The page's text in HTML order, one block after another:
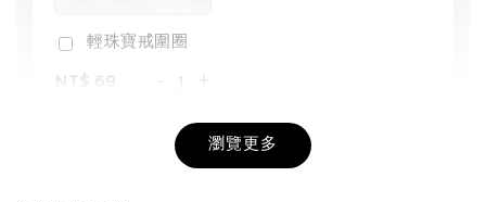
輕珠寶戒圍圈
NT$ 69
+
瀏覽更多